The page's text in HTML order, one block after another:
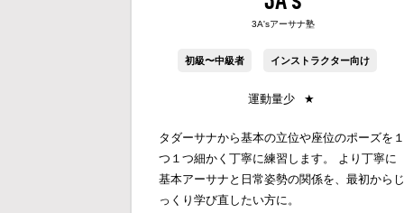
3A'sアーサナ塾
初級〜中級者 インストラクター向け
運動量少 ★
タダーサナから基本の立位や座位のポーズを
つ１つ細かく丁寧に練習します。 より丁寧に
基本アーサナと日常姿勢の関係を、最初から
っくり学び直したい方に。